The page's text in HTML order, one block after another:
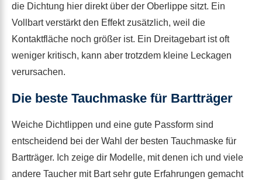
die Dichtung hier direkt über der Oberlippe sitzt. Ein
Vollbart verstärkt den Effekt zusätzlich, weil die
Kontaktfläche noch größer ist. Ein Dreitagebart ist oft
weniger kritisch, kann aber trotzdem kleine Leckagen
verursachen.
Die beste Tauchmaske für Bartträger
Weiche Dichtlippen und eine gute Passform sind
entscheidend bei der Wahl der besten Tauchmaske für
Bartträger. Ich zeige dir Modelle, mit denen ich und viele
andere Taucher mit Bart sehr gute Erfahrungen gemacht